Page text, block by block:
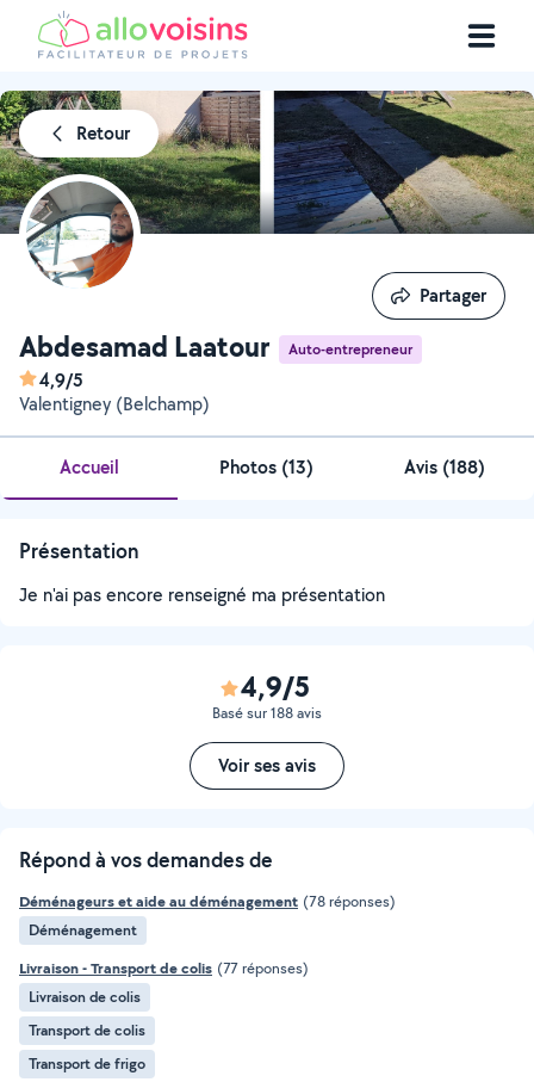
Retour
Abdesamad Laatour Auto-entrepreneur
4,9/5
Valentigney (Belchamp)
Partager
Partager
Accueil Photos (13) Avis (188)
Présentation
Je n'ai pas encore renseigné ma présentation
4,9/5
Basé sur 188 avis
Voir ses avis
Répond à vos demandes de
Déménageurs et aide au déménagement (78 réponses)
Déménagement
Livraison - Transport de colis (77 réponses)
Livraison de colis
Transport de colis
Transport de frigo